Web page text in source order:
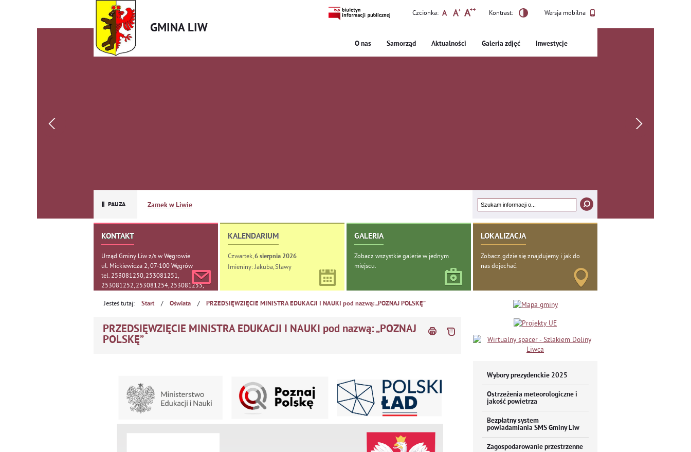
GMINA LIW
Wersja mobilna
Czcionka: Kontrast:
O nas Samorząd Aktualności Galeria zdjęć Inwestycje
Zamek w Liwie
KONTAKT
Urząd Gminy Liw z/s w Węgrowie
ul. Mickiewicza 2, 07-100 Węgrów
tel. 253081250, 253081251,
253081252, 253081254, 253081255,
KALENDARIUM
Czwartek, 6sierpnia 2026
Imieniny: Jakuba, Sławy
GALERIA
Zobacz wszystkie galerie w jednym
miejscu.
LOKALIZACJA
Zobacz, gdzie się znajdujemy i jak do
nas dojechać.
Jesteś tutaj: Start / Oświata / PRZEDSIĘWZIĘCIE MINISTRA EDUKACJI I NAUKI pod nazwą: „POZNAJ POLSKĘ”
PRZEDSIĘWZIĘCIE MINISTRA EDUKACJI I NAUKI pod nazwą: „POZNAJ
POLSKĘ”
Wybory prezydenckie 2025
Ostrzeżenia meteorologiczne i
jakość powietrza
Bezpłatny system
powiadamiania SMS Gminy Liw
Zagospodarowanie przestrzenne